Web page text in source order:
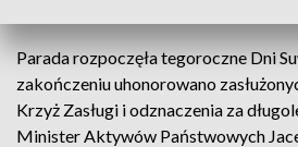
Parada rozpoczęła tegoroczne Dni
zakończeniu uhonorowano
Krzyż Zasługi i odznaczenia za
Minister Aktywów Państwowych